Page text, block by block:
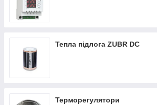
Тепла підлога ZUBR DC
Терморегулятори